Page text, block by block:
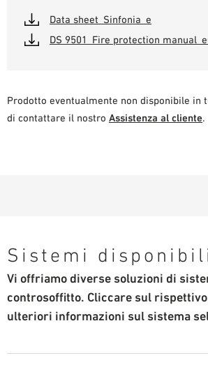
Data sheet_Sinfonia_e
DS 9501_Fire protection
Prodotto eventualmente non disponibile in
di contattare il nostro Assistenza al cliente.
Sistemi
Vi offriamo diverse soluzioni di
controsoffitto. Cliccare sul
ulteriori informazioni sul sistema